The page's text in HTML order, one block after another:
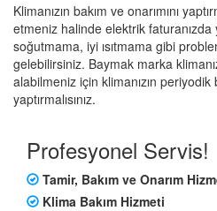
Klimanızın bakım ve onarımını
etmeniz halinde elektrik faturanızda
soğutmama, iyi ısıtmama gibi
gelebilirsiniz. Baymak marka
alabilmeniz için klimanızın periyodik
yaptırmalısınız.
Profesyonel Servis!
Tamir, Bakım ve Onarım
Klima Bakım Hizmeti